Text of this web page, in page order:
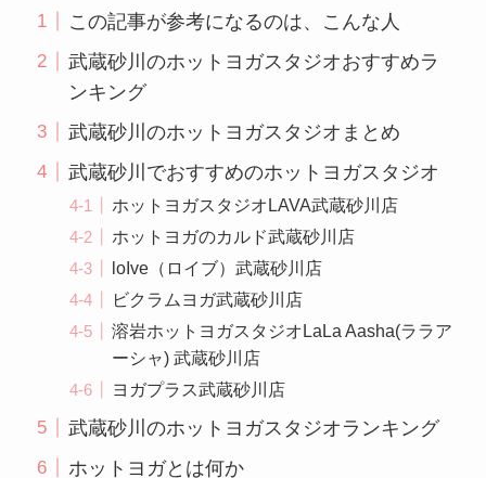
この記事が参考になるのは、こんな人
武蔵砂川のホットヨガスタジオおすすめラ
ンキング
武蔵砂川のホットヨガスタジオまとめ
武蔵砂川でおすすめのホットヨガスタジオ
ホットヨガスタジオLAVA武蔵砂川店
ホットヨガのカルド武蔵砂川店
loIve（ロイブ）武蔵砂川店
ビクラムヨガ武蔵砂川店
溶岩ホットヨガスタジオLaLa Aasha(ララア
ーシャ) 武蔵砂川店
ヨガプラス武蔵砂川店
武蔵砂川のホットヨガスタジオランキング
ホットヨガとは何か